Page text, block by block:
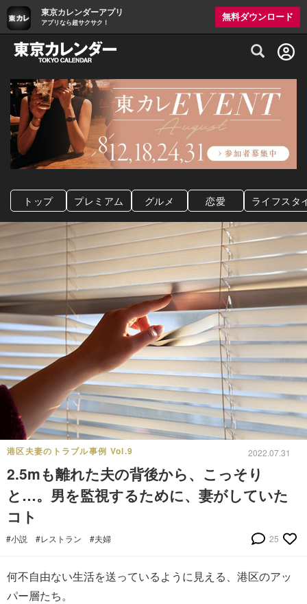
東京カレンダーアプリ
アプリなら超サクサク！
無料ダウンロード
グルメ情報・プレミアムレストラン予約
トップ プレミアム グルメ 恋愛 ライフスタ
港区夫妻のトラブル事例 Vol.9 2022.07.31
2.5mも離れた夫の背後から、こっそり
と…。男を監視するために、妻がしていた
コト
#小説 #レストラン #夫婦 25
何不自由ない生活を送っているように見える、港区のアッ
パー層たち。